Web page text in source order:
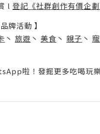
l 登記《社群創作有價企劃
牌活動 】
丶 旅遊 丶 美食 丶 親子 丶
啦！發掘更多吃喝玩樂